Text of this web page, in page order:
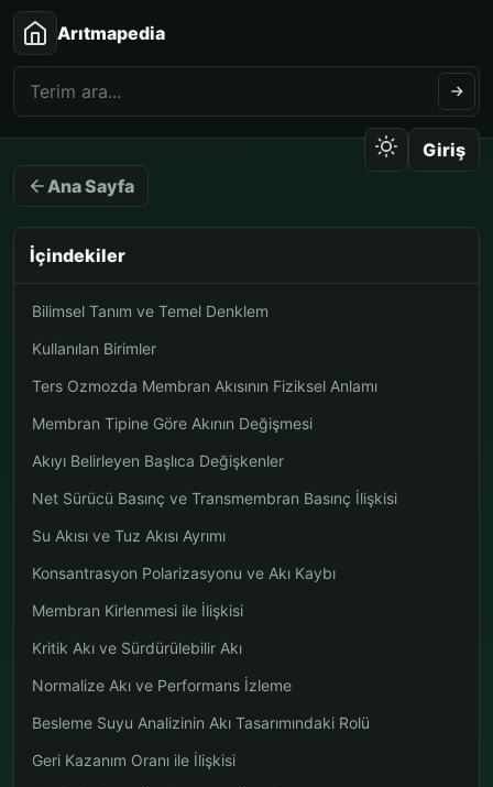
Arıtmapedia
Giriş
Ana Sayfa
İçindekiler
Bilimsel Tanım ve Temel Denklem
Kullanılan Birimler
Ters Ozmozda Membran Akısının Fiziksel Anlamı
Membran Tipine Göre Akının Değişmesi
Akıyı Belirleyen Başlıca Değişkenler
Net Sürücü Basınç ve Transmembran Basınç İlişkisi
Su Akısı ve Tuz Akısı Ayrımı
Konsantrasyon Polarizasyonu ve Akı Kaybı
Membran Kirlenmesi ile İlişkisi
Kritik Akı ve Sürdürülebilir Akı
Normalize Akı ve Performans İzleme
Besleme Suyu Analizinin Akı Tasarımındaki Rolü
Geri Kazanım Oranı ile İlişkisi